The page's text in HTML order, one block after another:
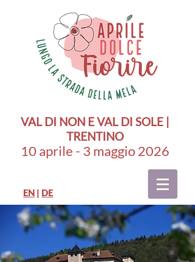
VAL DI NON E VAL DI SOLE |
TRENTINO
10 aprile - 3 maggio 2026
EN | DE